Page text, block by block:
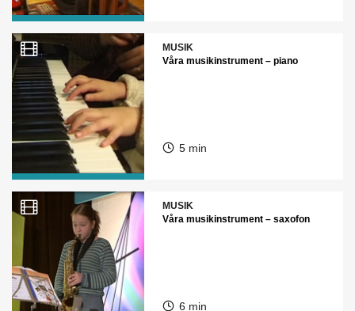
MUSIK
Våra musikinstrument – piano
5 min
MUSIK
Våra musikinstrument – saxofon
6 min